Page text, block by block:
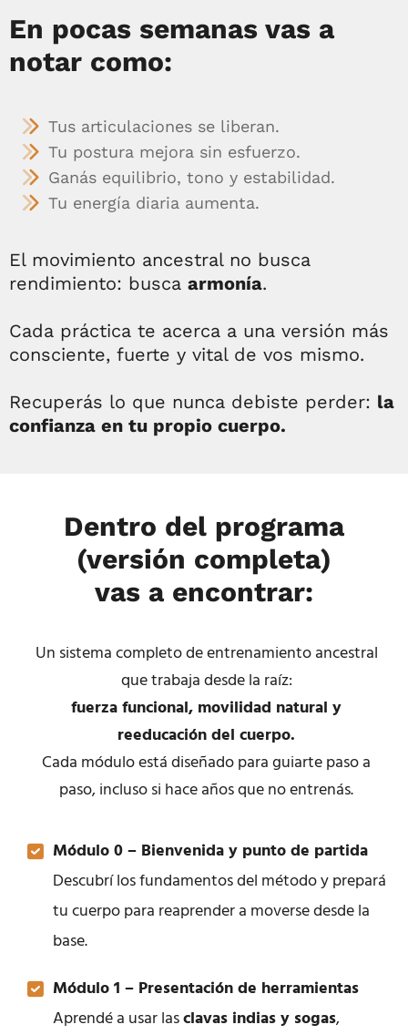
En pocas semanas vas a
notar como:
Tus articulaciones se liberan.
Tu postura mejora sin esfuerzo.
Ganás equilibrio, tono y estabilidad.
Tu energía diaria aumenta.
El movimiento ancestral no busca
rendimiento: busca armonía.
Cada práctica te acerca a una versión más
consciente, fuerte y vital de vos mismo.
Recuperás lo que nunca debiste perder: la
confianza en tu propio cuerpo.
Dentro del programa
(versión completa)
vas a encontrar:
Un sistema completo de entrenamiento ancestral
que trabaja desde la raíz:
fuerza funcional, movilidad natural y
reeducación del cuerpo.
Cada módulo está diseñado para guiarte paso a
paso, incluso si hace años que no entrenás.
Módulo 0 – Bienvenida y punto de partida
Descubrí los fundamentos del método y prepará
tu cuerpo para reaprender a moverse desde la
base.
Módulo 1 – Presentación de herramientas
Aprendé a usar lasclavas indias y sogas,